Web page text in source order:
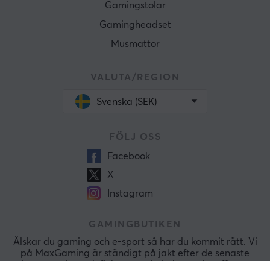
Gamingstolar
Gamingheadset
Musmattor
VALUTA/REGION
Svenska (SEK)
FÖLJ OSS
Facebook
X
Instagram
GAMINGBUTIKEN
Älskar du gaming och e-sport så har du kommit rätt. Vi
på MaxGaming är ständigt på jakt efter de senaste